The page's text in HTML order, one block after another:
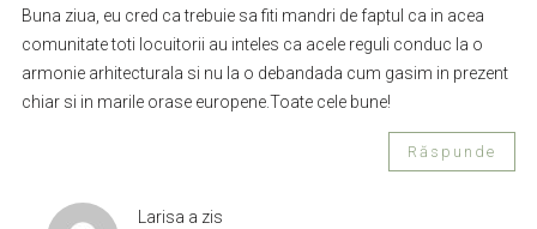
Buna ziua, eu cred ca trebuie sa fiti mandri de faptul ca in acea
comunitate toti locuitorii au inteles ca acele reguli conduc la o
armonie arhitecturala si nu la o debandada cum gasim in prezent
chiar si in marile orase europene.Toate cele bune!
Răspunde
Larisa a zis